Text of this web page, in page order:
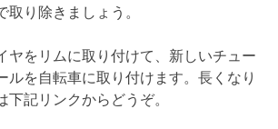
り除きましょう。
ヤをリムに取り付けて、新しいチュー
ルを自転車に取り付けます。長くなり
下記リンクからどうぞ。